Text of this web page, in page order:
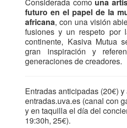
futuro en el papel de la
africana, con una visión
fusiones y un respeto por
continente, Kasiva Mutua
gran inspiración y
generaciones de creadores.
Entradas anticipadas (20€)
entradas.uva.es (canal con
y en taquilla el día del
19:30h, 25€).